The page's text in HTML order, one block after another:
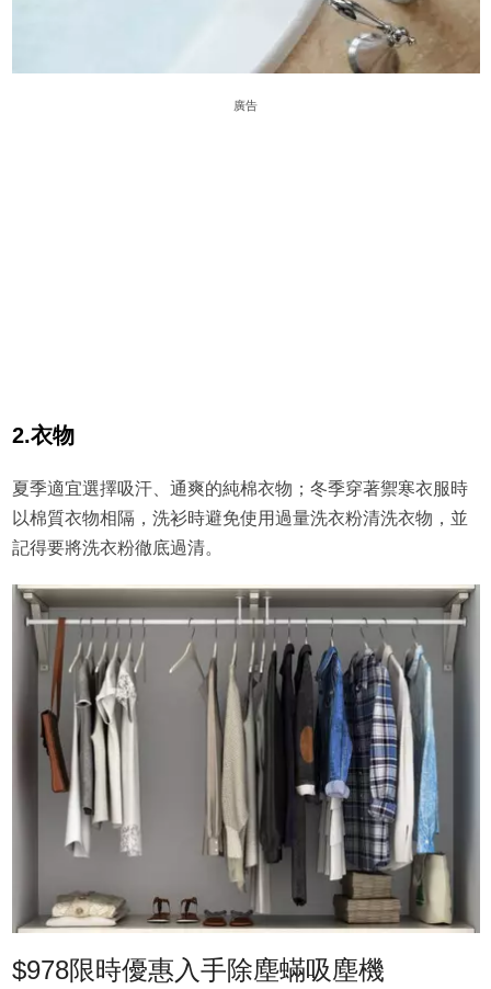
廣告
2.衣物
夏季適宜選擇吸汗、通爽的純棉衣物；冬季穿著禦寒衣服時
以棉質衣物相隔，洗衫時避免使用過量洗衣粉清洗衣物，並
記得要將洗衣粉徹底過清。
$978限時優惠入手除塵蟎吸塵機